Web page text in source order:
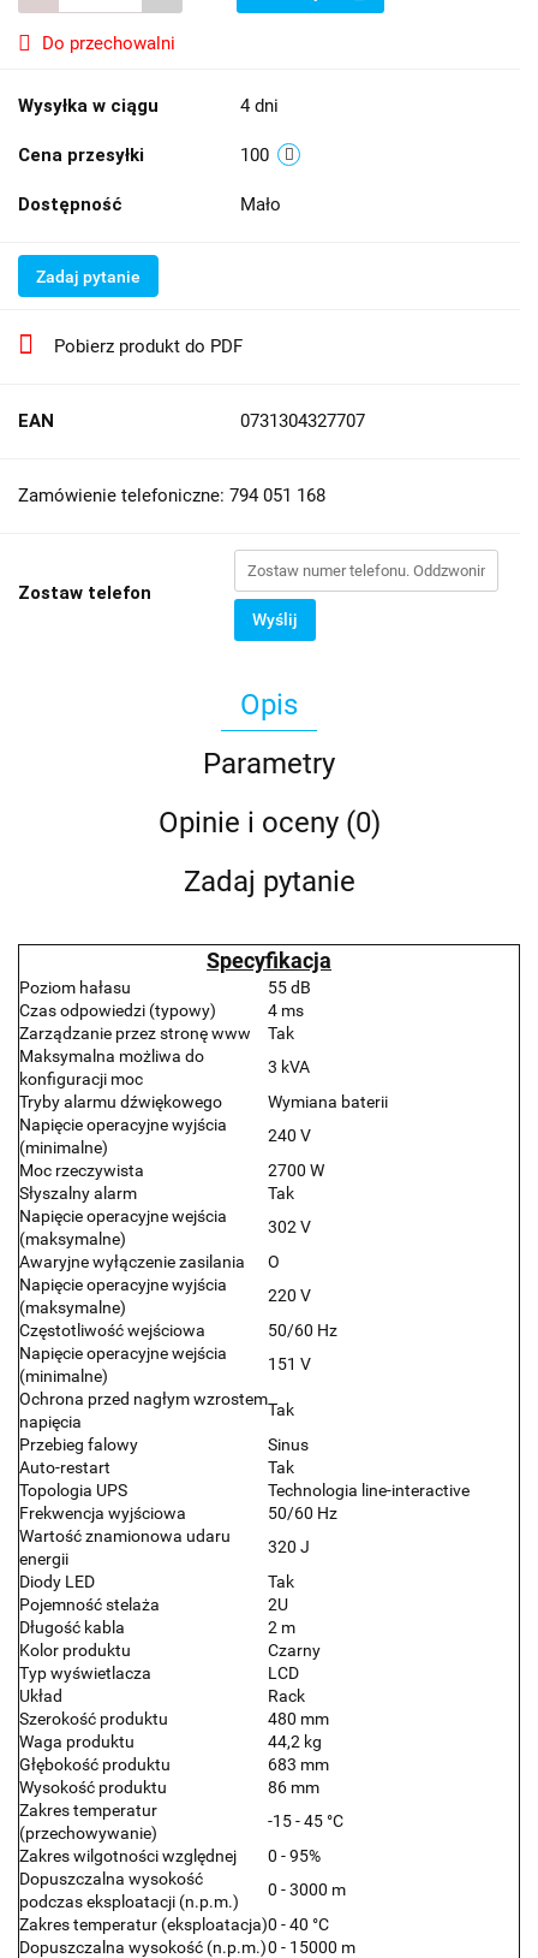
Do przechowalni
Wysyłka w ciągu 4 dni
Cena przesyłki 100
Dostępność Mało
Zadaj pytanie
Pobierz produkt do PDF
EAN 0731304327707
Zamówienie telefoniczne: 794 051 168
Zostaw telefon
Wyślij
Opis
Parametry
Opinie i oceny (0)
Zadaj pytanie
Specyfikacja
Poziom hałasu
55 dB
Czas odpowiedzi (typowy)
4 ms
Zarządzanie przez stronę www
Tak
Maksymalna możliwa do
konfiguracji moc
3 kVA
Tryby alarmu dźwiękowego
Wymiana baterii
Napięcie operacyjne wyjścia
(minimalne)
240 V
Moc rzeczywista
2700 W
Słyszalny alarm
Tak
Napięcie operacyjne wejścia
(maksymalne)
302 V
Awaryjne wyłączenie zasilania
O
Napięcie operacyjne wyjścia
(maksymalne)
220 V
Częstotliwość wejściowa
50/60 Hz
Napięcie operacyjne wejścia
(minimalne)
151 V
Ochrona przed nagłym wzrostem
napięcia
Tak
Przebieg falowy
Sinus
Auto-restart
Tak
Topologia UPS
Technologia line-interactive
Frekwencja wyjściowa
50/60 Hz
Wartość znamionowa udaru
energii
320 J
Diody LED
Tak
Pojemność stelaża
2U
Długość kabla
2 m
Kolor produktu
Czarny
Typ wyświetlacza
LCD
Układ
Rack
Szerokość produktu
480 mm
Waga produktu
44,2 kg
Głębokość produktu
683 mm
Wysokość produktu
86 mm
Zakres temperatur
(przechowywanie)
-15 - 45 °C
Zakres wilgotności względnej
0 - 95%
Dopuszczalna wysokość
podczas eksploatacji (n.p.m.)
0 - 3000 m
Zakres temperatur (eksploatacja)0 - 40 °C
Dopuszczalna wysokość (n.p.m.)0 - 15000 m